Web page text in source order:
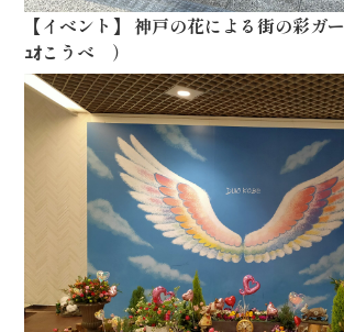
【イベント 】 神戸の花による街の彩ガ
ｭｵこうべ ）